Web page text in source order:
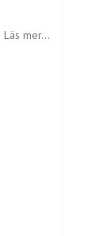
Läs mer...